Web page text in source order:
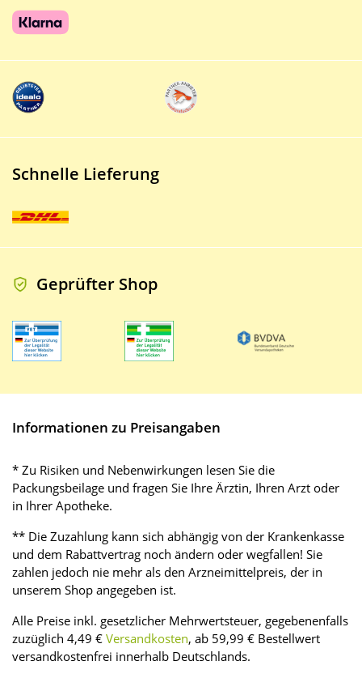
Schnelle Lieferung
Geprüfter Shop
Informationen zu Preisangaben
* Zu Risiken und Nebenwirkungen lesen Sie die
Packungsbeilage und fragen Sie Ihre Ärztin, Ihren Arzt oder
in Ihrer Apotheke.
** Die Zuzahlung kann sich abhängig von der Krankenkasse
und dem Rabattvertrag noch ändern oder wegfallen! Sie
zahlen jedoch nie mehr als den Arzneimittelpreis, der in
unserem Shop angegeben ist.
Alle Preise inkl. gesetzlicher Mehrwertsteuer, gegebenenfalls
zuzüglich 4,49 € Versandkosten, ab 59,99 € Bestellwert
versandkostenfrei innerhalb Deutschlands.